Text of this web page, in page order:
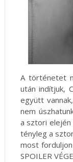
A történetet
után indítjuk,
együtt
nem
a sztori elején
tényleg a
most
SPOILER VÉGE